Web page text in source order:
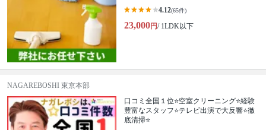
4.12(65件)
23,000円/ 1LDK以下
NAGAREBOSHI 東京本部
口コミ全国１位⭐空室クリーニング⭐経験
豊富なスタッフ⭐テレビ出演で大反響⭐徹
底清掃⭐